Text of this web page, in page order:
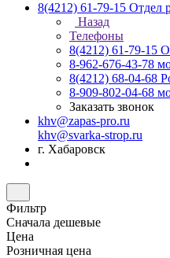
8(4212) 61-79-15 Отдел
Назад
Телефоны
8(4212) 61-79-15
8-962-676-43-78
8(4212) 68-04-68
8-909-802-04-68
Заказать звонок
khv@zapas-pro.ru
khv@svarka-strop.ru
г. Хабаровск
Фильтр
Сначала дешевые
Цена
Розничная цена